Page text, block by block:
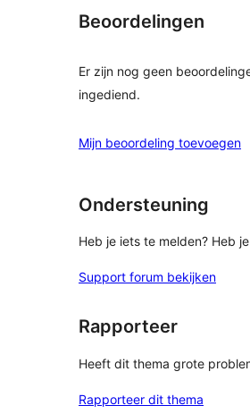
Beoordelingen
Er zijn nog geen
ingediend.
Mijn beoordeling toevoegen
Ondersteuning
Heb je iets te melden? Heb
Support forum bekijken
Rapporteer
Heeft dit thema grote
Rapporteer dit thema